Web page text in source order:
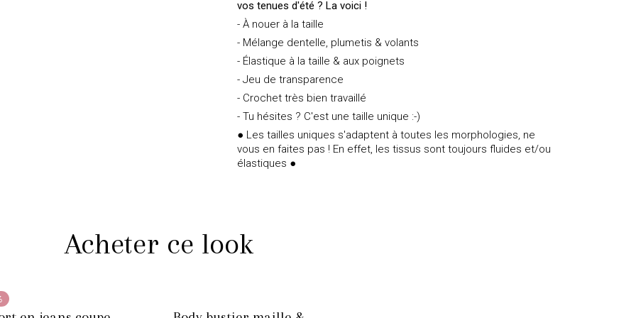
vos tenues d'été ? La voici !
- À nouer à la taille
- Mélange dentelle, plumetis & volants
- Élastique à la taille & aux poignets
- Jeu de transparence
- Crochet très bien travaillé
- Tu hésites ? C'est une taille unique :-)
● Les tailles uniques s'adaptent à toutes les morphologies, ne
vous en faites pas ! En effet, les tissus sont toujours fluides et/ou
élastiques ●
Acheter ce look